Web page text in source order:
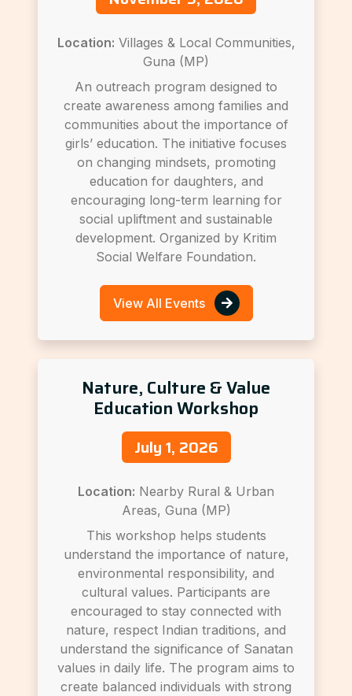
Location: Villages & Local Communities,
Guna (MP)
An outreach program designed to
create awareness among families and
communities about the importance of
girls’ education. The initiative focuses
on changing mindsets, promoting
education for daughters, and
encouraging long-term learning for
social upliftment and sustainable
development. Organized by Kritim
Social Welfare Foundation.
View All Events
Nature, Culture & Value
Education Workshop
July 1, 2026
Location: Nearby Rural & Urban
Areas, Guna (MP)
This workshop helps students
understand the importance of nature,
environmental responsibility, and
cultural values. Participants are
encouraged to stay connected with
nature, respect Indian traditions, and
understand the significance of Sanatan
values in daily life. The program aims to
create balanced individuals with strong